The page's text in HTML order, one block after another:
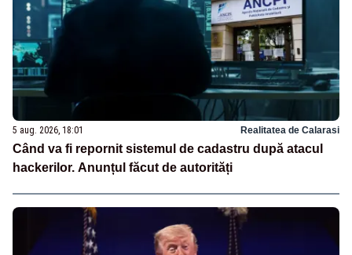
5 aug. 2026, 18:01 Realitatea de Calarasi
Când va fi repornit sistemul de cadastru după atacul
hackerilor. Anunțul făcut de autorități